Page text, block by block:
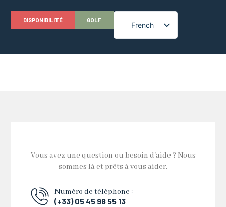
DISPONIBILITÉ GOLF
French
English
Vous avez une question ou besoin d'aide ? Nous
sommes là et prêts à vous aider.
Numéro de téléphone :
(+33) 05 45 98 55 13